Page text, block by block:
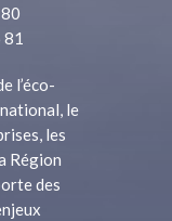
l’éco-
le
les
Région
des